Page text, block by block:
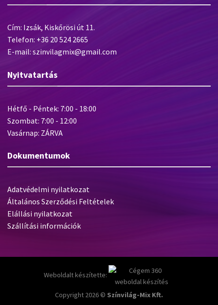
Cím: Izsák, Kiskőrösi út 11.
Telefon: +36 20 524 2665
E-mail: szinvilagmix@gmail.com
Nyitvatartás
Hétfő - Péntek: 7:00 - 18:00
Szombat: 7:00 - 12:00
Vasárnap: ZÁRVA
Dokumentumok
Adatvédelmi nyilatkozat
Általános Szerződési Feltételek
Elállási nyilatkozat
Szállítási információk
Weboldalt készítette:
Copyright 2026 © Színvilág-Mix Kft.